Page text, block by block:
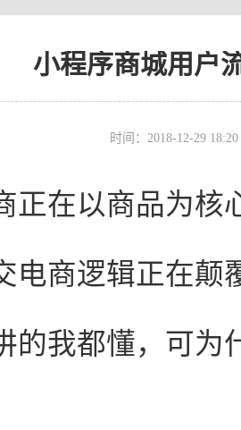
小程序商城用户
时间：2018-12-29
正在以商品为核
电商逻辑正在颠
的我都懂，可为